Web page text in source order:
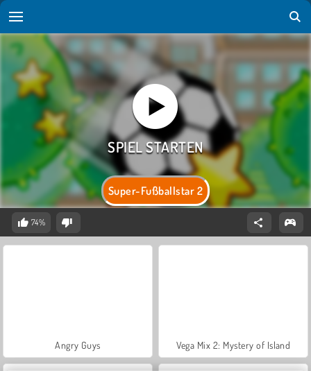
Super-Fußballstar 2
74%
Angry Guys Vega Mix 2: Mystery of Island